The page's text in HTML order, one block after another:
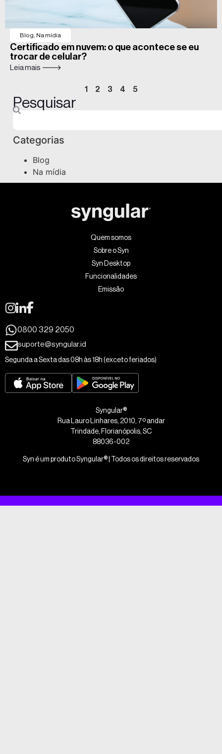
Blog Na mídia
Certificado em nuvem: o que acontece se eu
trocar de celular?
Leia mais 🡒
1 2 3 4 5
Pesquisar
Categorias
Blog
Na mídia
Quem somos
Sobre o Syn
Syn Desktop
Funcionalidades
Emissão
Syngular®
Rua Lauro Linhares, 2010, 7º andar
Trindade, Florianópolis, SC
88036-002
Syn é um produto Syngular® | Todos os direitos reservados
0800 329 2050
suporte@syngular.id
Segunda a Sexta das 08h às 18h (exceto feriados)